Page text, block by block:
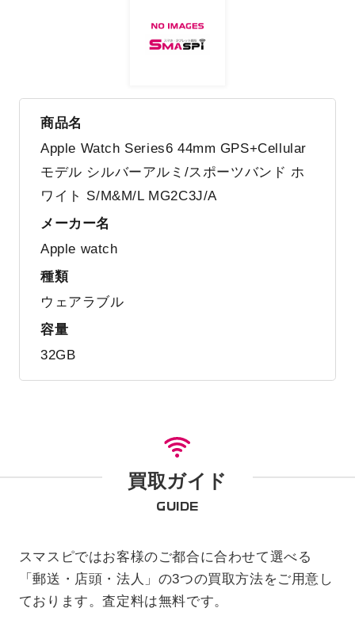
商品名
Apple Watch Series6 44mm GPS+Cellular
モデル シルバーアルミ/スポーツバンド ホ
ワイト S/M&M/L MG2C3J/A
メーカー名
Apple watch
種類
ウェアラブル
容量
32GB
買取ガイド
GUIDE
スマスピではお客様のご都合に合わせて選べる
「郵送・店頭・法人」の3つの買取方法をご用意し
ております。査定料は無料です。